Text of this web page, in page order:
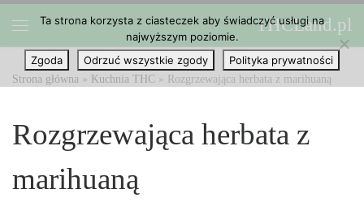
Przejdź do treści THCLand.pl
Strona główna » Kuchnia THC » Rozgrzewająca herbata z marihuaną
Rozgrzewająca herbata z
marihuaną
Ta strona korzysta z ciasteczek aby świadczyć usługi na
najwyższym poziomie.
Zgoda
Odrzuć wszystkie zgody Polityka prywatności